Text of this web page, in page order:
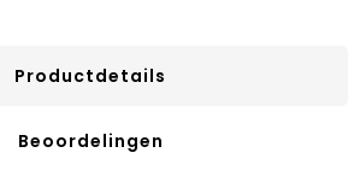
Productdetails
Beoordelingen